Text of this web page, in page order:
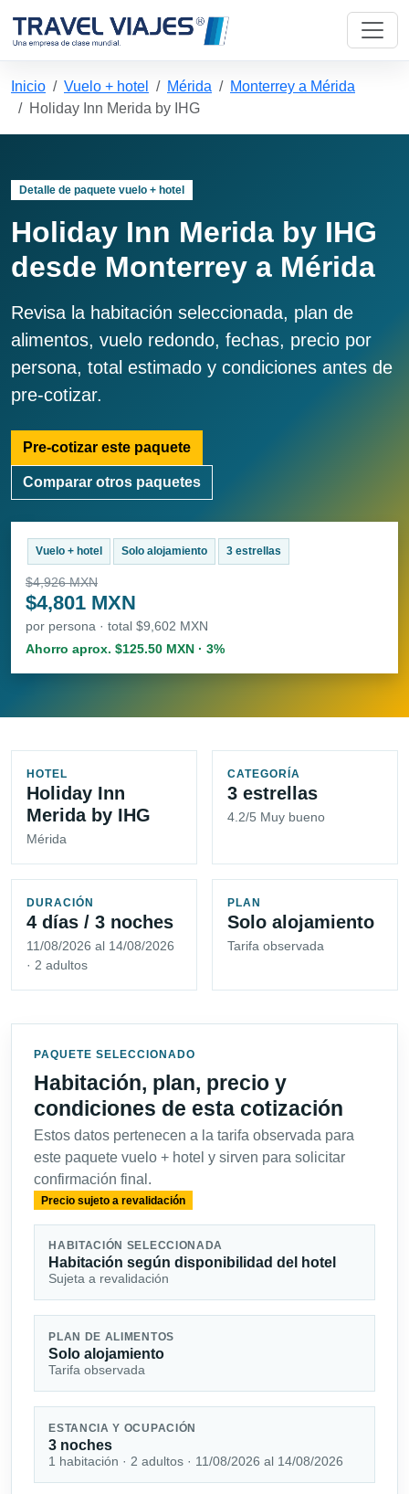
Inicio Vuelo + hotel Mérida
Monterrey a Mérida
Holiday Inn Merida by IHG
Detalle de paquete vuelo + hotel
Holiday Inn Merida by IHG
desde Monterrey a Mérida
Revisa la habitación seleccionada, plan de
alimentos, vuelo redondo, fechas, precio por
persona, total estimado y condiciones antes de
pre-cotizar.
Pre-cotizar este paquete
Comparar otros paquetes
Vuelo + hotel Solo alojamiento 3 estrellas
$4,926 MXN
$4,801 MXN
por persona · total $9,602 MXN
Ahorro aprox. $125.50 MXN · 3%
HOTEL
Holiday Inn
Merida by IHG
Mérida
CATEGORÍA
3 estrellas
4.2/5 Muy bueno
DURACIÓN
4 días / 3 noches
11/08/2026 al 14/08/2026
· 2 adultos
PLAN
Solo alojamiento
Tarifa observada
PAQUETE SELECCIONADO
Habitación, plan, precio y
condiciones de esta cotización
Estos datos pertenecen a la tarifa observada para
este paquete vuelo + hotel y sirven para solicitar
confirmación final.
Precio sujeto a revalidación
HABITACIÓN SELECCIONADA
Habitación según disponibilidad del hotel
Sujeta a revalidación
PLAN DE ALIMENTOS
Solo alojamiento
Tarifa observada
ESTANCIA Y OCUPACIÓN
3 noches
1 habitación · 2 adultos · 11/08/2026 al 14/08/2026